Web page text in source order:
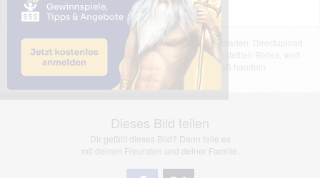
Das dargestellte Bild wurde von einem Nutzer hochgeladen. Directupload
übernimmt keinerlei Haftung für den Inhalt des dargestellten Bildes, wird
jedoch bei Verstößen nach §2(3) unserer AGB handeln.
Dieses Bild teilen
Dir gefällt dieses Bild? Dann teile es
mit deinen Freunden und deiner Familie.